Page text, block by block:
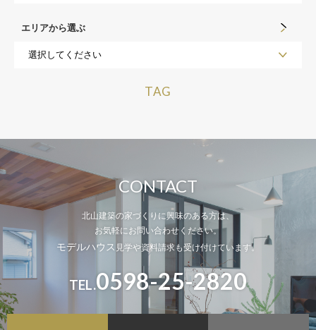
エリアから選ぶ
TAG
CONTACT
北山建築の家づくりに興味のある方は、
お気軽にお問い合わせください。
モデルハウス 見学や資料請求も受け付けています。
TEL.0598-25-2820